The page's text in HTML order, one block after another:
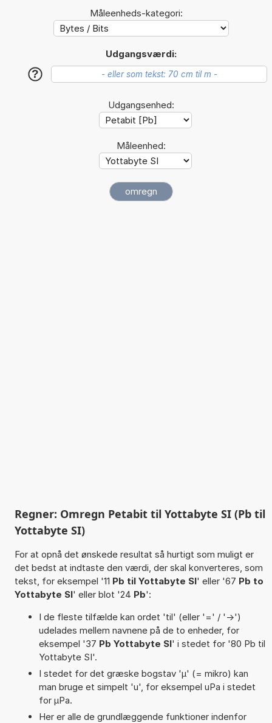
Måleenheds-kategori:
Udgangsværdi:
?
Udgangsenhed:
Måleenhed:
Regner: Omregn Petabit til Yottabyte SI (Pb til
Yottabyte SI)
For at opnå det ønskede resultat så hurtigt som muligt er
det bedst at indtaste den værdi, der skal konverteres, som
tekst, for eksempel '11 Pb til Yottabyte SI' eller '67 Pb to
Yottabyte SI' eller blot '24 Pb':
I de fleste tilfælde kan ordet 'til' (eller '=' / '->')
udelades mellem navnene på de to enheder, for
eksempel '37 Pb Yottabyte SI' i stedet for '80 Pb til
Yottabyte SI'.
I stedet for det græske bogstav 'µ' (= mikro) kan
man bruge et simpelt 'u', for eksempel uPa i stedet
for µPa.
Her er alle de grundlæggende funktioner indenfor